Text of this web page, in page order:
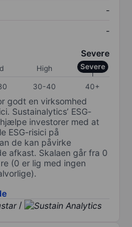
-
-
Severe
High Severe
30-40 40+
godt en virksomhed
Sustainalytics’ ESG-
investorer med at
ESG-risici på
de kan påvirke
afkast. Skalaen går fra 0
(0 er lig med ingen
/